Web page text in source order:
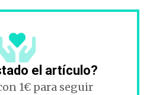
el artículo?
1€ para seguir